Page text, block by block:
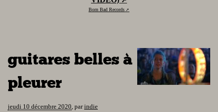
Born Bad Records
guitares belles à
pleurer
jeudi 10 décembre 2020, parindie